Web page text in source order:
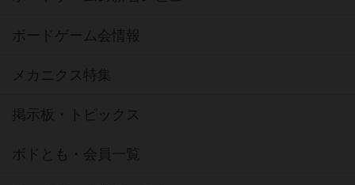
ボードゲーム会情報
メカニクス特集
掲示板・トピックス
ボドとも・会員一覧